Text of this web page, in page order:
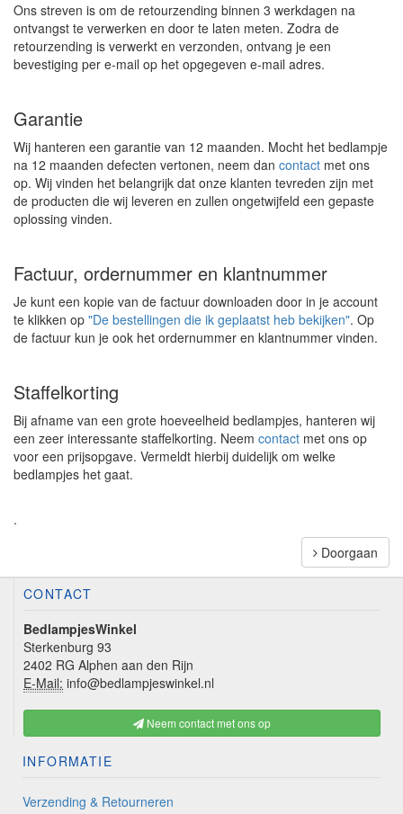
Ons streven is om de retourzending binnen 3 werkdagen na
ontvangst te verwerken en door te laten meten. Zodra de
retourzending is verwerkt en verzonden, ontvang je een
bevestiging per e-mail op het opgegeven e-mail adres.
Garantie
Wij hanteren een garantie van 12 maanden. Mocht het bedlampje
na 12 maanden defecten vertonen, neem dan contact met ons
op. Wij vinden het belangrijk dat onze klanten tevreden zijn met
de producten die wij leveren en zullen ongetwijfeld een gepaste
oplossing vinden.
Factuur, ordernummer en klantnummer
Je kunt een kopie van de factuur downloaden door in je account
te klikken op "De bestellingen die ik geplaatst heb bekijken". Op
de factuur kun je ook het ordernummer en klantnummer vinden.
Staffelkorting
Bij afname van een grote hoeveelheid bedlampjes, hanteren wij
een zeer interessante staffelkorting. Neem contact met ons op
voor een prijsopgave. Vermeldt hierbij duidelijk om welke
bedlampjes het gaat.
.
Doorgaan
CONTACT
BedlampjesWinkel
Sterkenburg 93
2402 RG Alphen aan den Rijn
E-Mail: info@bedlampjeswinkel.nl
Neem contact met ons op
INFORMATIE
Verzending & Retourneren